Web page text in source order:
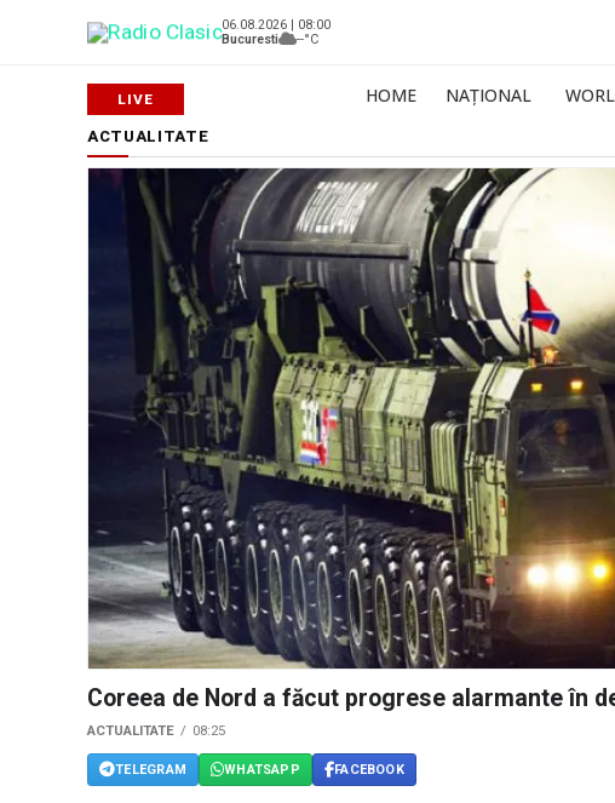
06.08.2026 | 08:00
Bucuresti
--°C
HOME NAȚIONAL
ACTUALITATE
Coreea de Nord a făcut progrese alarmante în
ACTUALITATE 08:25
TELEGRAM WHATSAPP FACEBOOK